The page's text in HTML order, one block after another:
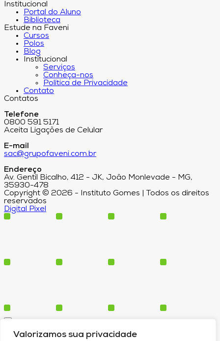
Valorizamos sua privacidade
Institucional
Portal do Aluno
Biblioteca
Estude na Faveni
Cursos
Polos
Blog
Institucional
Serviços
Conheça-nos
Política de Privacidade
Contato
Contatos
Telefone
0800 591 5171
Aceita Ligações de Celular
E-mail
sac@grupofaveni.com.br
Endereço
Av. Gentil Bicalho, 412 - JK, João Monlevade - MG,
35930-478
Copyright © 2026 - Instituto Gomes | Todos os direitos
reservados
Digital Pixel
Cursos